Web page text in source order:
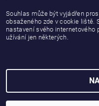
2026 ©
Souhlas může být vyjádřen
obsaženého zde v cookie liště.
nastavení svého internetového
užívání jen některých.